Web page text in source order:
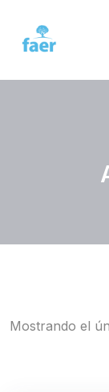
Mostrando el